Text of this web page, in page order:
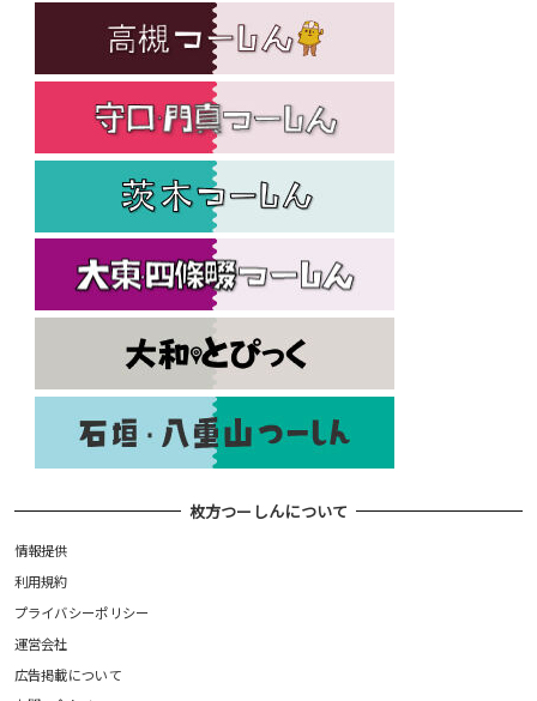
枚方つーしんについて
情報提供
利用規約
プライバシーポリシー
運営会社
広告掲載について